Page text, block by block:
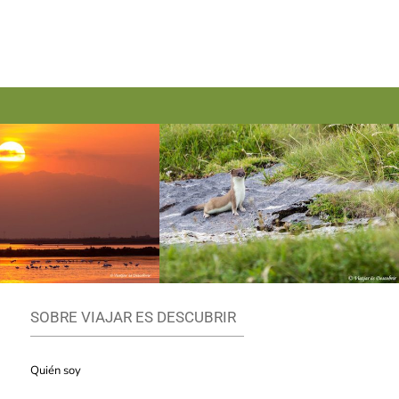
SOBRE VIAJAR ES DESCUBRIR
Quién soy